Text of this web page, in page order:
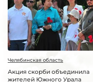
Челябинская область
Акция скорби объединила
жителей Южного Урала